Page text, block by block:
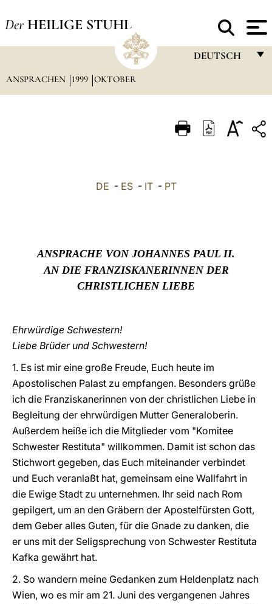
Der HEILIGE STUHL
DEUTSCH
ITALIANO
中文
LATINE
ANSPRACHEN 1999 OKTOBER
DE - ES- IT- PT
ANSPRACHE VON JOHANNES PAUL II.
AN DIE FRANZISKANERINNEN DER
CHRISTLICHEN LIEBE
Ehrwürdige Schwestern!
Liebe Brüder und Schwestern!
1. Es ist mir eine große Freude, Euch heute im
Apostolischen Palast zu empfangen. Besonders grüße
ich die Franziskanerinnen von der christlichen Liebe in
Begleitung der ehrwürdigen Mutter Generaloberin.
Außerdem heiße ich die Mitglieder vom "Komitee
Schwester Restituta" willkommen. Damit ist schon das
Stichwort gegeben, das Euch miteinander verbindet
und Euch veranlaßt hat, gemeinsam eine Wallfahrt in
die Ewige Stadt zu unternehmen. Ihr seid nach Rom
gepilgert, um an den Gräbern der Apostelfürsten Gott,
dem Geber alles Guten, für die Gnade zu danken, die
er uns mit der Seligsprechung von Schwester Restituta
Kafka gewährt hat.
2. So wandern meine Gedanken zum Heldenplatz nach
Wien, wo es mir am 21. Juni des vergangenen Jahres